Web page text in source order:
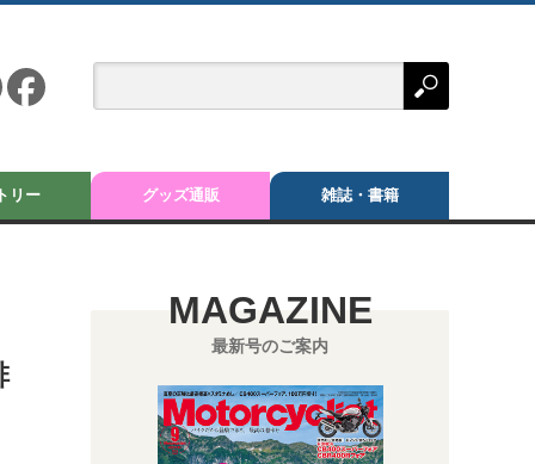
リー グッズ通販 雑誌・書籍
MAGAZINE
最新号のご案内